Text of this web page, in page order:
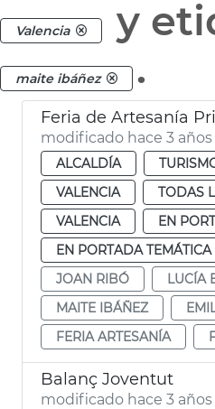
Valencia y
maite ibáñez .
Feria de Artesanía
modificado hace 3 años
ALCALDÍA
VALENCIA
TODAS
VALENCIA
EN
EN PORTADA TEMÁTICA
JOAN RIBÓ
LUCÍA
MAITE IBÁÑEZ
FERIA ARTESANÍA
Balanç Joventut
modificado hace 3 años